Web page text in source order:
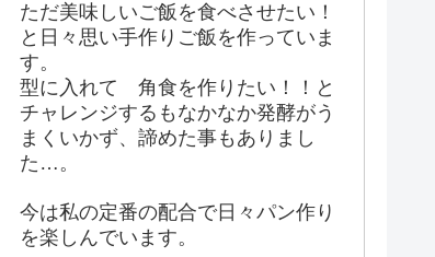
ただ美味しいご飯を食べさせたい！
と日々思い手作りご飯を作っていま
す。
型に入れて 角食を作りたい！！と
チャレンジするもなかなか発酵がう
まくいかず、諦めた事もありまし
た…。
今は私の定番の配合で日々パン作り
を楽しんでいます。